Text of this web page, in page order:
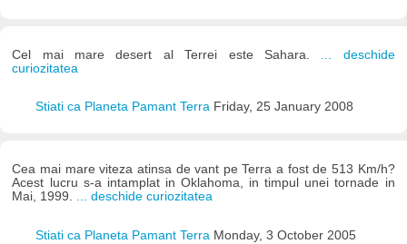
Cel mai mare desert al Terrei este Sahara.
... deschide
curiozitatea
Stiati ca Planeta Pamant Terra Friday, 25 January 2008
Cea mai mare viteza atinsa de vant pe Terra a fost de 513 Km/h?
Acest lucru s-a intamplat in Oklahoma, in timpul unei tornade in
Mai, 1999. ... deschide curiozitatea
Stiati ca Planeta Pamant Terra Monday, 3 October 2005